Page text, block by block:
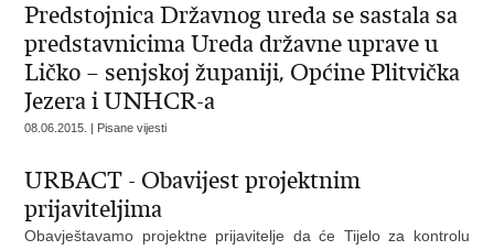
Predstojnica Državnog ureda se sastala sa
predstavnicima Ureda državne uprave u
Ličko – senjskoj županiji, Općine Plitvička
Jezera i UNHCR-a
08.06.2015. | Pisane vijesti
URBACT - Obavijest projektnim
prijaviteljima
Obavještavamo projektne prijavitelje da će Tijelo za kontrolu